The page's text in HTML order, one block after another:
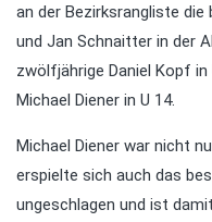
an der Bezirksrangliste die
und Jan Schnaitter in der
zwölfjährige Daniel Kopf in
Michael Diener in U 14.
Michael Diener war nicht
erspielte sich auch das
ungeschlagen und ist